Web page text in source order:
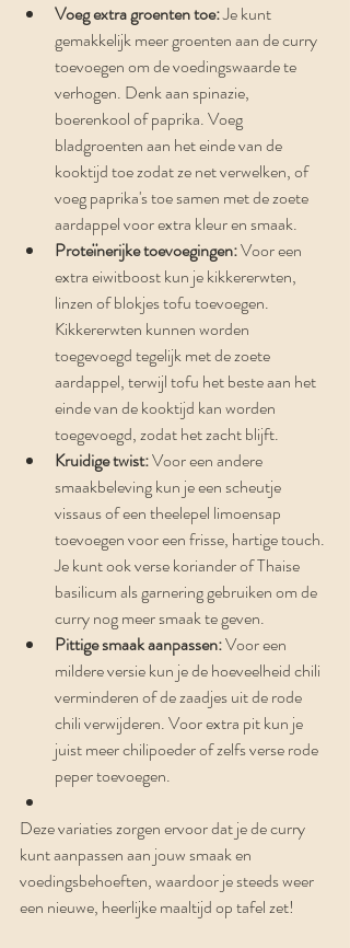
Voeg extra groenten toe: Je kunt
gemakkelijk meer groenten aan de curry
toevoegen om de voedingswaarde te
verhogen. Denk aan spinazie,
boerenkool of paprika. Voeg
bladgroenten aan het einde van de
kooktijd toe zodat ze net verwelken, of
voeg paprika's toe samen met de zoete
aardappel voor extra kleur en smaak.
Proteïnerijke toevoegingen: Voor een
extra eiwitboost kun je kikkererwten,
linzen of blokjes tofu toevoegen.
Kikkererwten kunnen worden
toegevoegd tegelijk met de zoete
aardappel, terwijl tofu het beste aan het
einde van de kooktijd kan worden
toegevoegd, zodat het zacht blijft.
Kruidige twist: Voor een andere
smaakbeleving kun je een scheutje
vissaus of een theelepel limoensap
toevoegen voor een frisse, hartige touch.
Je kunt ook verse koriander of Thaise
basilicum als garnering gebruiken om de
curry nog meer smaak te geven.
Pittige smaak aanpassen: Voor een
mildere versie kun je de hoeveelheid chili
verminderen of de zaadjes uit de rode
chili verwijderen. Voor extra pit kun je
juist meer chilipoeder of zelfs verse rode
peper toevoegen.
Deze variaties zorgen ervoor dat je de curry
kunt aanpassen aan jouw smaak en
voedingsbehoeften, waardoor je steeds weer
een nieuwe, heerlijke maaltijd op tafel zet!